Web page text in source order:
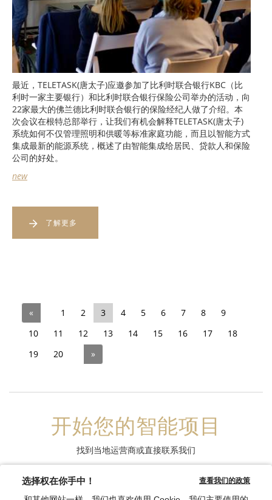
最近，TELETASK(唐太子)应邀参加了比利时联合银行KBC（比
利时一家主要银行）和比利时联合银行保险公司举办的活动，向
22家最大的佛兰德比利时联合银行的保险经纪人做了介绍。本
次会议在根特总部举行，让我们有机会解释TELETASK(唐太子)
系统如何不仅管理照明和供暖等标准家庭功能，而且以智能方式
集成最新的能源系统，概述了由智能集成给居民、贷款人和保险
公司的好处。
new
了解更多
« 1 2 3 4 5 6 7 8
9
10
11 12 13 14 15 16 17
18
19
20 »
开始您的智能项目
找到当地运营商或直接联系我们